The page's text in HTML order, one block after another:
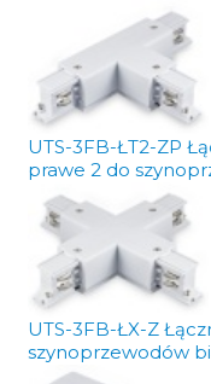
UTS-3FB-ŁT2-ZP
prawe 2 do
UTS-3FB-ŁX-Z
szynoprzewodów